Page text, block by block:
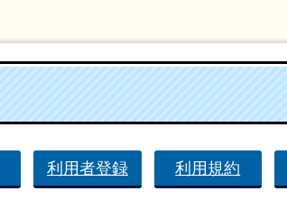
利用者登録 利用規約